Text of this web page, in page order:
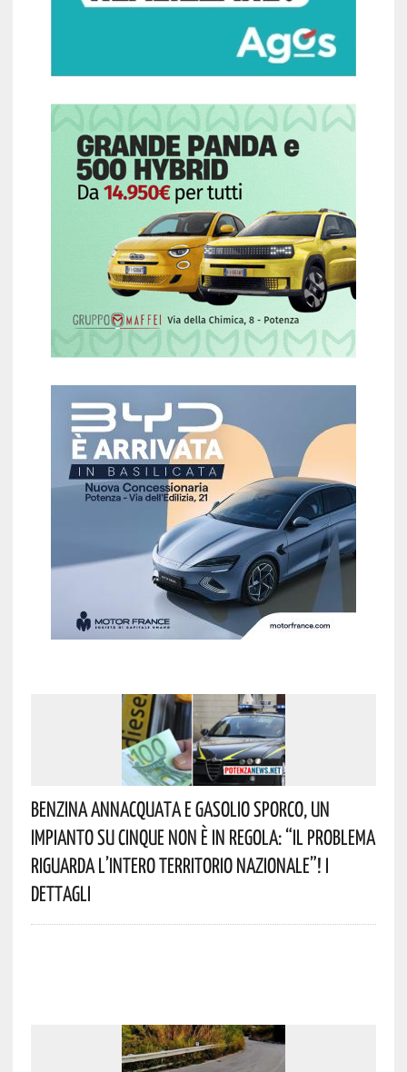
Benzina Annacquata E Gasolio Sporco, Un
Impianto Su Cinque Non È In Regola: “il Problema
Riguarda L’intero Territorio Nazionale”! I
Dettagli